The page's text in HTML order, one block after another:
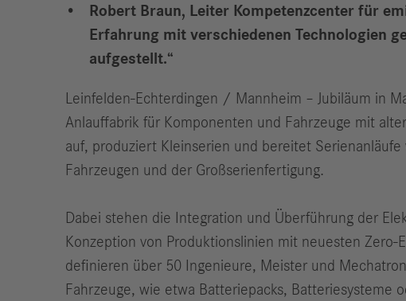
Robert Braun, Leiter Kompetenzcenter für
Erfahrung mit verschiedenen Technologien
aufgestellt.“
Leinfelden-Echterdingen / Mannheim – Jubiläum in
Anlauffabrik für Komponenten und Fahrzeuge mit
auf, produziert Kleinserien und bereitet
Fahrzeugen und der Großserienfertigung.
Dabei stehen die Integration und Überführung der
Konzeption von Produktionslinien mit neuesten
definieren über 50 Ingenieure, Meister und
Fahrzeuge, wie etwa Batteriepacks, Batteriesysteme